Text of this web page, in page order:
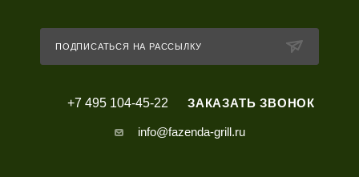
ПОДПИСАТЬСЯ НА РАССЫЛКУ
+7 495 104-45-22 ЗАКАЗАТЬ ЗВОНОК
info@fazenda-grill.ru